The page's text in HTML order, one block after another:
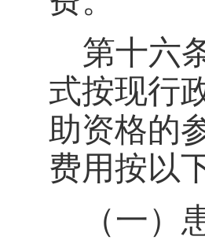
第十六
式按现行
助资格的
费用按以
（一